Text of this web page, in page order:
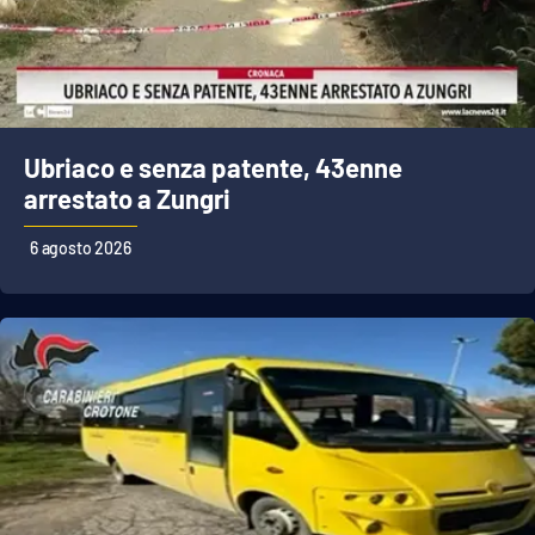
Ubriaco e senza patente, 43enne
arrestato a Zungri
6 agosto 2026